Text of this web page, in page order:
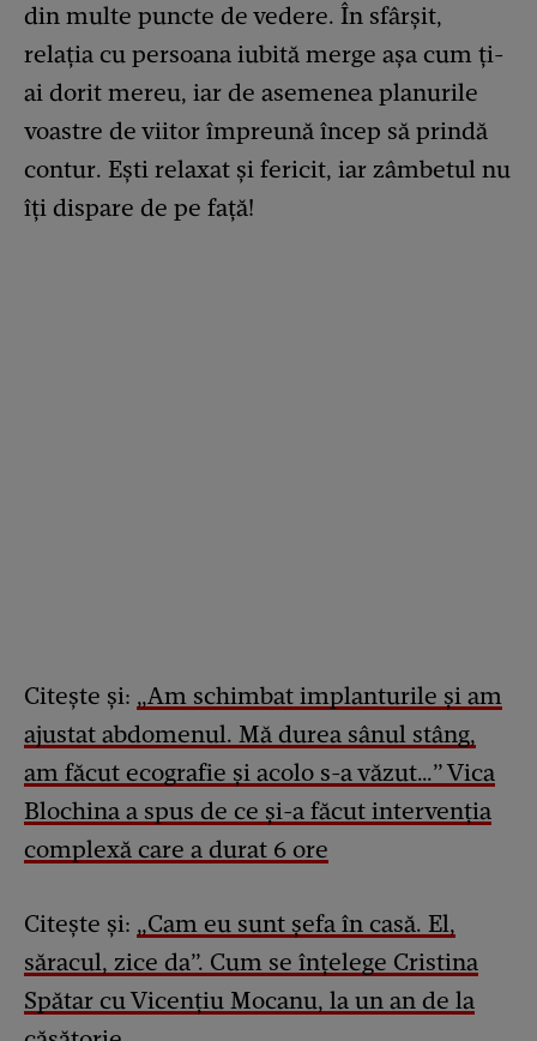
din multe puncte de vedere. În sfârșit,
relația cu persoana iubită merge așa cum ți-
ai dorit mereu, iar de asemenea planurile
voastre de viitor împreună încep să prindă
contur. Ești relaxat și fericit, iar zâmbetul nu
îți dispare de pe față!
Citește și: „Am schimbat implanturile și am
ajustat abdomenul. Mă durea sânul stâng,
am făcut ecografie și acolo s-a văzut…” Vica
Blochina a spus de ce și-a făcut intervenția
complexă care a durat 6 ore
Citește și: „Cam eu sunt șefa în casă. El,
săracul, zice da”. Cum se înțelege Cristina
Spătar cu Vicențiu Mocanu, la un an de la